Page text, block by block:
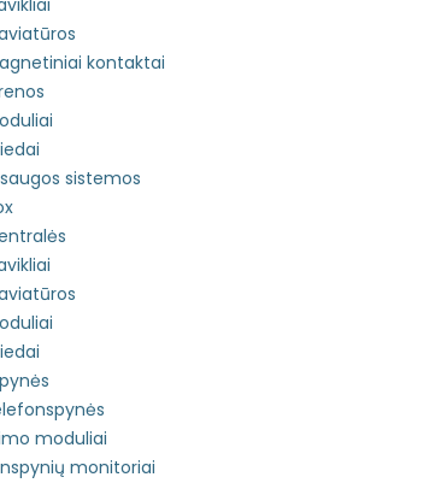
kontaktai
sistemos
moduliai
monitoriai